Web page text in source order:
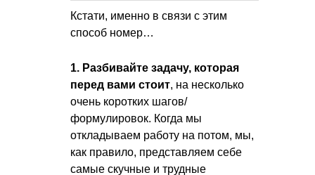
Кстати, именно в связи с этим
способ номер…
1. Разбивайте задачу, которая
перед вами стоит, на несколько
очень коротких шагов/
формулировок. Когда мы
откладываем работу на потом, мы,
как правило, представляем себе
самые скучные и трудные